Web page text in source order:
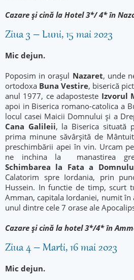
Cazare şi cină la Hotel 3*/ 4* în
Ziua 3 – Luni, 15 mai 2023
Mic dejun.
Poposim in oraşul Nazaret, unde
ortodoxa Buna Vestire, biserică
anul 1977, ce adaposteste Izvorul
apoi in Biserica romano-catolica a
locul casei Maicii Domnului şi a
Cana Galileii, la Biserica situată
prima minune săvârşită de
preschimbării apei în vin. Urcam pe
ne inchina la manastirea
Schimbarea la Fata a
Calatorim spre Iordania, prin
Hussein. In functie de timp, scurt
Amman, capitala Iordaniei, numit în
unul dintre cele 7 orase ale
Cazare şi cină la hotel 3*/4* în
Ziua 4 – Marti, 16 mai 2023
Mic dejun.